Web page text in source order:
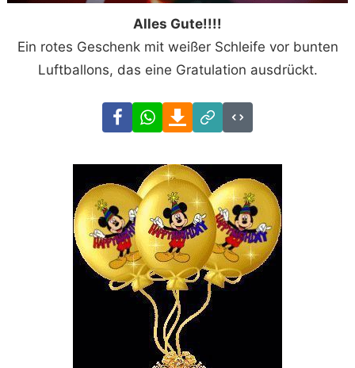
Alles Gute!!!!
Ein rotes Geschenk mit weißer Schleife vor bunten
Luftballons, das eine Gratulation ausdrückt.
FacebookWhatsAppDownload
Link
Code